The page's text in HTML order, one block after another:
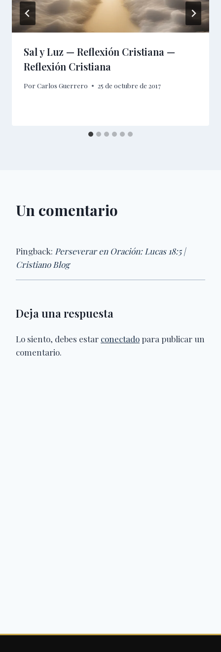
Sal y Luz — Reflexión Cristiana —
Reflexión Cristiana
Por Carlos Guerrero 25 de octubre de 2017
Un comentario
Pingback: Perseverar en Oración: Lucas 18:5 |
Cristiano Blog
Deja una respuesta
Lo siento, debes estar conectado para publicar un
comentario.